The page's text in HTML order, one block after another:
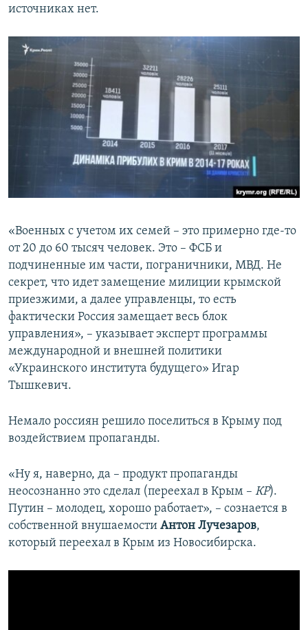
источниках нет.
«Военных с учетом их семей – это примерно где-то
от 20 до 60 тысяч человек. Это – ФСБ и
подчиненные им части, пограничники, МВД. Не
секрет, что идет замещение милиции крымской
приезжими, а далее управленцы, то есть
фактически Россия замещает весь блок
управления», – указывает эксперт программы
международной и внешней политики
«Украинского института будущего» Игар
Тышкевич.
Немало россиян решило поселиться в Крыму под
воздействием пропаганды.
«Ну я, наверно, да – продукт пропаганды
неосознанно это сделал (переехал в Крым – КР).
Путин – молодец, хорошо работает», – сознается в
собственной внушаемости Антон Лучезаров,
который переехал в Крым из Новосибирска.